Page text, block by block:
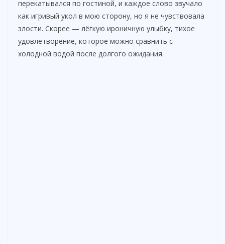
перекатывался по гостиной, и каждое слово звучало
как игривый укол в мою сторону, но я не чувствовала
злости. Скорее — лёгкую ироничную улыбку, тихое
удовлетворение, которое можно сравнить с
холодной водой после долгого ожидания.